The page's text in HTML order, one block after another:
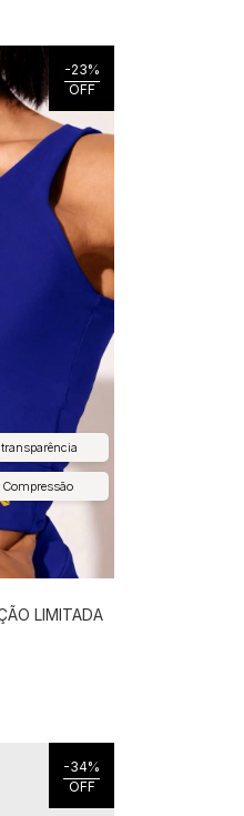
-23%
OFF
Compressão
transparência
LIMITADA
-34%
OFF